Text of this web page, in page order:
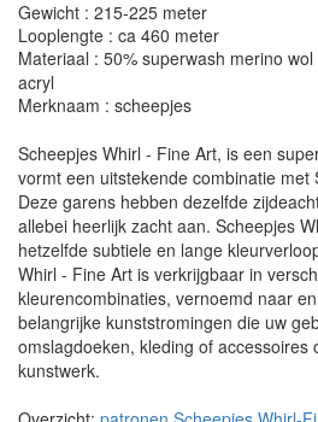
Gewicht : 215-225 meter
Looplengte : ca 460 meter
Materiaal : 50% superwash merino
acryl
Merknaam : scheepjes
Scheepjes Whirl - Fine Art, is een
vormt een uitstekende combinatie met
Deze garens hebben dezelfde
allebei heerlijk zacht aan. Scheepjes
hetzelfde subtiele en lange
Whirl - Fine Art is verkrijgbaar in
kleurencombinaties, vernoemd naar
belangrijke kunststromingen die uw
omslagdoeken, kleding of accessoires
kunstwerk.